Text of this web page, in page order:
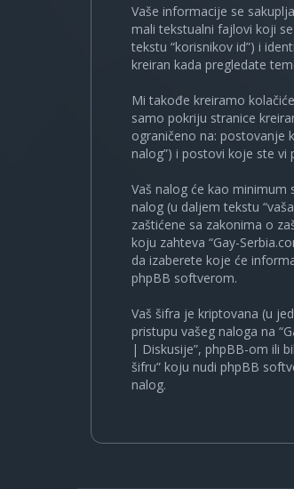
Vaše informacije se
mali tekstualni fajlovi koji
tekstu “korisnikov id”) i
kreiran kada pregledate
Mi takođe kreiramo
samo pokriju stranice
ograničeno na: postovanje
nalog”) i postovi koje ste vi
Vaš nalog će kao minimum
nalog (u daljem tekstu
zaštićene sa zakonima o
koju zahteva “Gay-
da izaberete koje će
phpBB softverom.
Vaš šifra je kriptovana (u
pristupu vašeg naloga na
| Diskusije”, phpBB-om ili
šifru” koju nudi phpBB
nalog.